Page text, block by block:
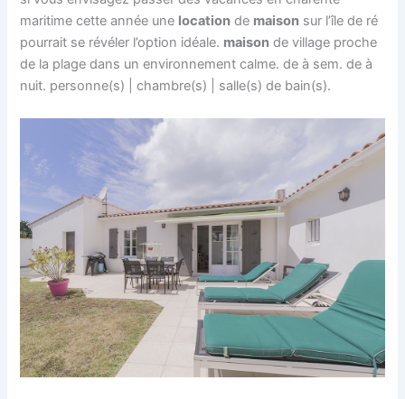
maritime cette année une location de maison sur l’île de ré
pourrait se révéler l’option idéale. maison de village proche
de la plage dans un environnement calme. de à sem. de à
nuit. personne(s) | chambre(s) | salle(s) de bain(s).